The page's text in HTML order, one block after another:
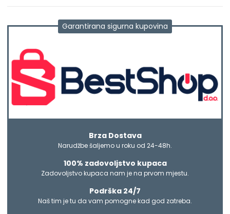
Garantirana sigurna kupovina
Brza Dostava
Narudžbe šaljemo u roku od 24-48h.
100% zadovoljstvo kupaca
Zadovoljstvo kupaca nam je na prvom mjestu.
Podrška 24/7
Naš tim je tu da vam pomogne kad god zatreba.